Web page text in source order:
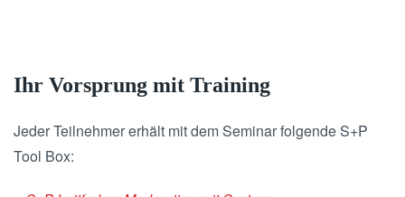
Ihr Vorsprung mit Training
Jeder Teilnehmer erhält mit dem Seminar folgende S+P
Tool Box: